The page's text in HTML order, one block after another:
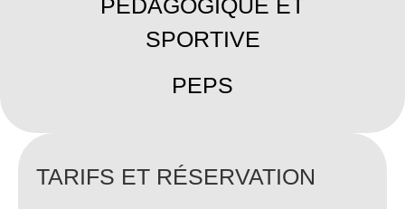
SPORTIVE
PEPS
TARIFS ET RÉSERVATION